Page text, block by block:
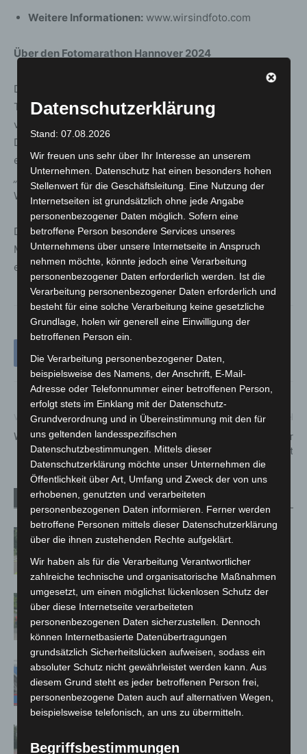
Weitere Informationen: www.wirsindfoto.com
Über den Fotomarathon Hannover 2024
Der Fotomarathon Hannover 2024 stellte die
Teilnehmenden vor die Herausforderung, acht Songtitel
visuell in einer festgelegten Reihenfolge darzustellen.
Durch die Wahl zwischen Kamera und Smartphone
entstanden vielfältige Interpretationen, die das Jubiläum
„10 Jahre Hannover UNESCO City of Music“auf kreative
Weise feiern.
Die Ausstellung ist ein Muss für Fotografie- und
Musikliebhaber und lädt zum Entdecken und Inspirieren
ein.
Vorheriger Artikel
Winterzauber in Godshorn
Nächster Artikel
Langer Krummer Kamp zur
Adventszeit fertiggestellt
Verwandte Artikel Mehr vom Autor
Brand im „Haus der Begegnung“ in
Region Hannover: 21 neue
Notfallsanitäter starten beim Roten
Kreuz
Mann läuft mit Hockeyschläger über
A7 – Polizei sucht Zeugen
Trunkenheitsfahrten bei
Datenschutzerklärung
Stand: 07.08.2026
Wir freuen uns sehr über Ihr Interesse an unserem
Unternehmen. Datenschutz hat einen besonders hohen
Stellenwert für die Geschäftsleitung. Eine Nutzung der
Internetseiten ist grundsätzlich ohne jede Angabe
personenbezogener Daten möglich. Sofern eine
betroffene Person besondere Services unseres
Unternehmens über unsere Internetseite in Anspruch
nehmen möchte, könnte jedoch eine Verarbeitung
personenbezogener Daten erforderlich werden. Ist die
Verarbeitung personenbezogener Daten erforderlich und
besteht für eine solche Verarbeitung keine gesetzliche
Grundlage, holen wir generell eine Einwilligung der
betroffenen Person ein.
Die Verarbeitung personenbezogener Daten,
beispielsweise des Namens, der Anschrift, E-Mail-
Adresse oder Telefonnummer einer betroffenen Person,
erfolgt stets im Einklang mit der Datenschutz-
Grundverordnung und in Übereinstimmung mit den für
uns geltenden landesspezifischen
Datenschutzbestimmungen. Mittels dieser
Datenschutzerklärung möchte unser Unternehmen die
Öffentlichkeit über Art, Umfang und Zweck der von uns
erhobenen, genutzten und verarbeiteten
personenbezogenen Daten informieren. Ferner werden
betroffene Personen mittels dieser Datenschutzerklärung
über die ihnen zustehenden Rechte aufgeklärt.
Wir haben als für die Verarbeitung Verantwortlicher
zahlreiche technische und organisatorische Maßnahmen
umgesetzt, um einen möglichst lückenlosen Schutz der
über diese Internetseite verarbeiteten
personenbezogenen Daten sicherzustellen. Dennoch
können Internetbasierte Datenübertragungen
grundsätzlich Sicherheitslücken aufweisen, sodass ein
absoluter Schutz nicht gewährleistet werden kann. Aus
diesem Grund steht es jeder betroffenen Person frei,
personenbezogene Daten auch auf alternativen Wegen,
beispielsweise telefonisch, an uns zu übermitteln.
Begriffsbestimmungen